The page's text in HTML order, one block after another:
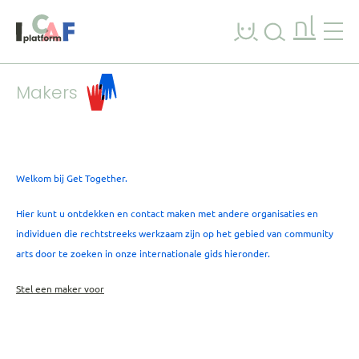
nl
Makers
Welkom bij Get Together.
Hier kunt u ontdekken en contact maken met andere organisaties en
individuen die rechtstreeks werkzaam zijn op het gebied van community
arts door te zoeken in onze internationale gids hieronder.
Stel een maker voor